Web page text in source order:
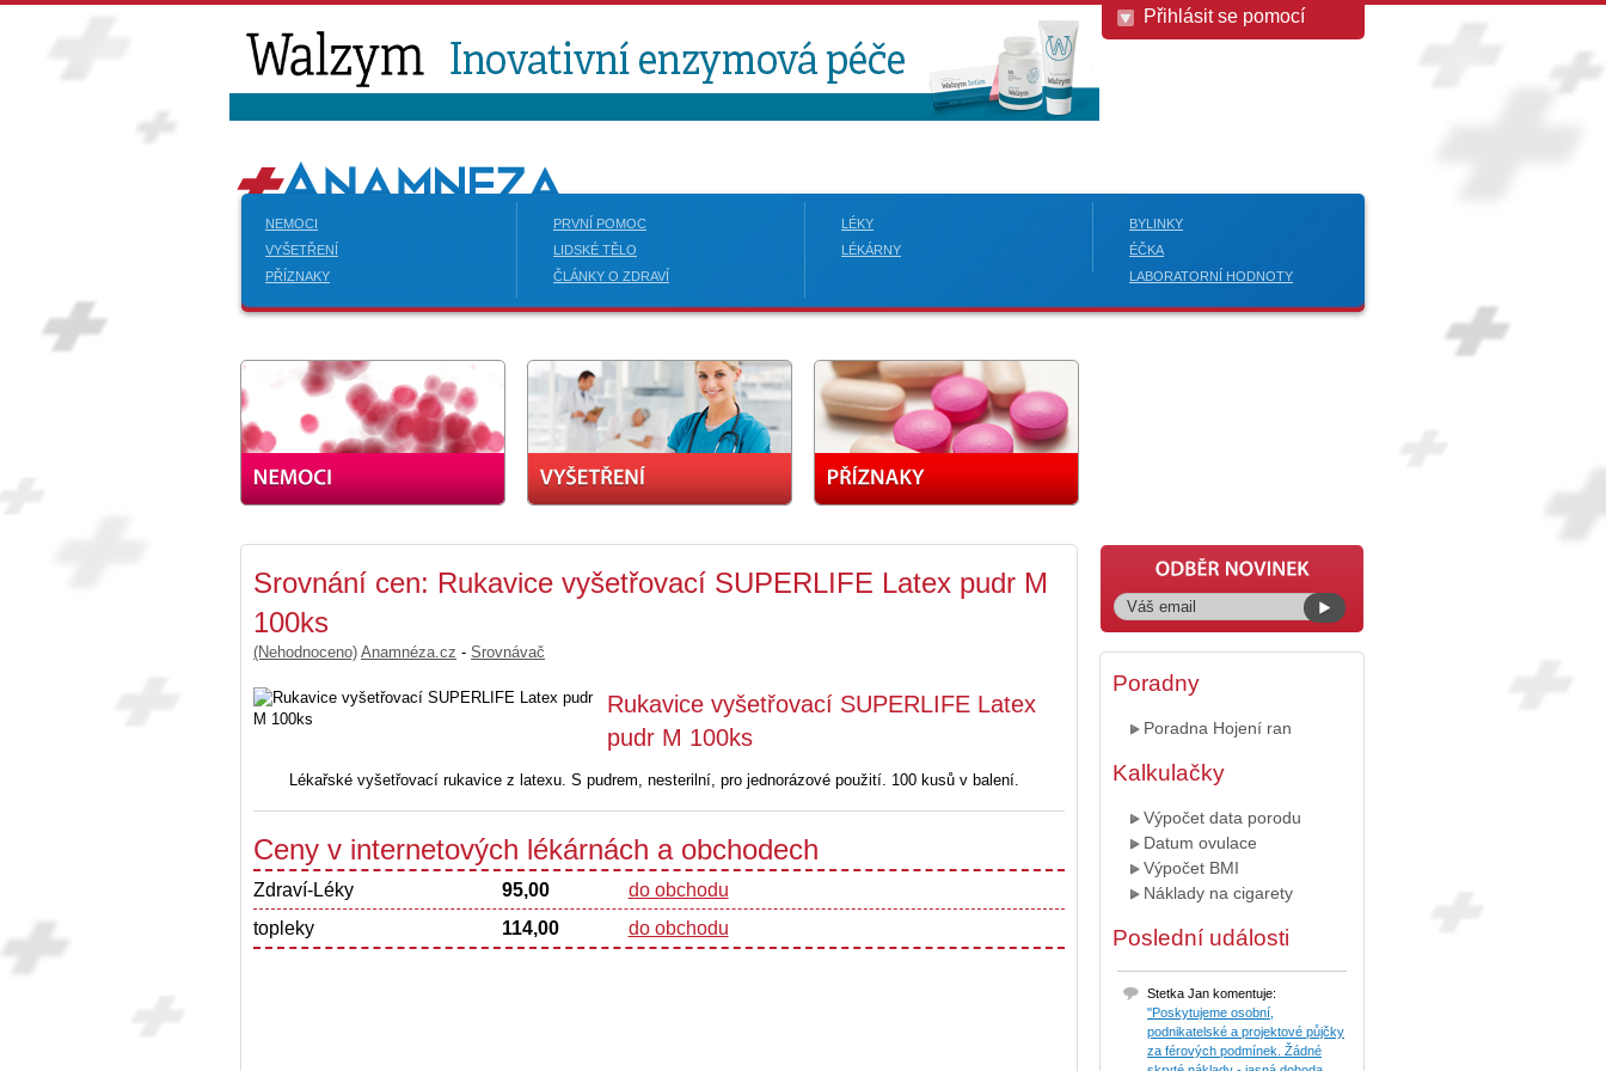
Přihlásit se pomocí
NEMOCI
VYŠETŘENÍ
PŘÍZNAKY
PRVNÍ POMOC
LIDSKÉ TĚLO
ČLÁNKY O ZDRAVÍ
LÉKY
LÉKÁRNY
BYLINKY
ÉČKA
LABORATORNÍ HODNOTY
Srovnání cen: Rukavice vyšetřovací SUPERLIFE Latex pudr M
100ks
(Nehodnoceno) Anamnéza.cz - Srovnávač
Rukavice vyšetřovací SUPERLIFE Latex
pudr M 100ks
Lékařské vyšetřovací rukavice z latexu. S pudrem, nesterilní, pro jednorázové použití. 100 kusů v balení.
Ceny v internetových lékárnách a obchodech
Zdraví-Léky 95,00
do obchodu
topleky
114,00 do obchodu
Poradny
Poradna Hojení ran
Kalkulačky
Výpočet data porodu
Datum ovulace
Výpočet BMI
Náklady na cigarety
Poslední události
Stetka Jan komentuje:
"Poskytujeme osobní,
podnikatelské a projektové půjčky
za férových podmínek. Žádné